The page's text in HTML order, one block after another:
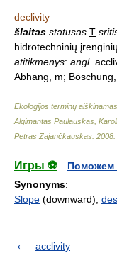
declivity
šlaitas statusas T
hidrotechninių
atitikmenys: angl.
Abhang, m;
Ekologijos terminų
Algimantas Paulauskas,
Petras Zajančkauskas 2008
Игры ⚽
Поможем
Synonyms:
Slope (downward),
acclivity